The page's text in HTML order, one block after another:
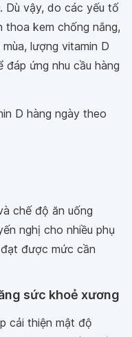
Dù vậy, do các yếu tố
thoa kem chống nắng,
lượng vitamin D
ứng nhu cầu hàng
D hàng ngày theo
chế độ ăn uống
nghị cho nhiều phụ
được mức cần
sức khoẻ xương
cải thiện mật độ